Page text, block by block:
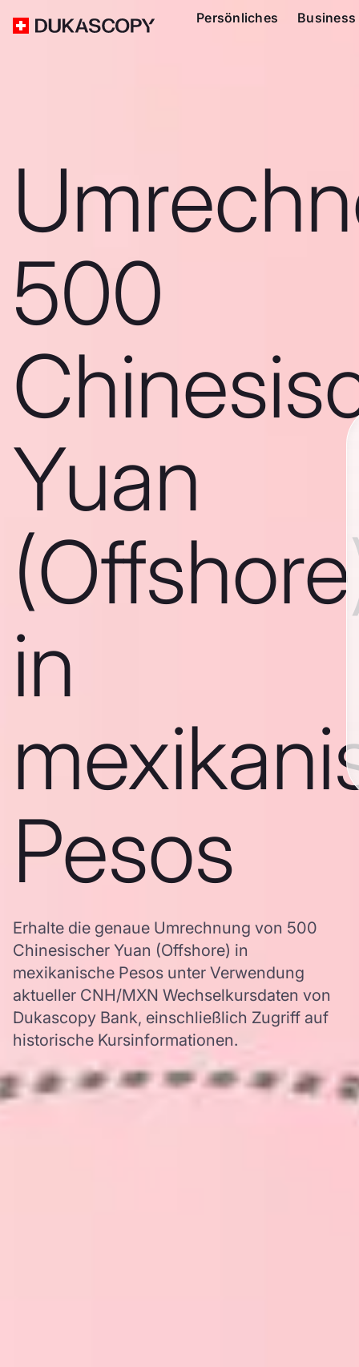
Persönliches Business
500
Yuan
in
Pesos
Erhalte die genaue Umrechnung von 500
Chinesischer Yuan (Offshore) in
mexikanische Pesos unter Verwendung
aktueller CNH/MXN Wechselkursdaten von
Dukascopy Bank, einschließlich Zugriff auf
historische Kursinformationen.